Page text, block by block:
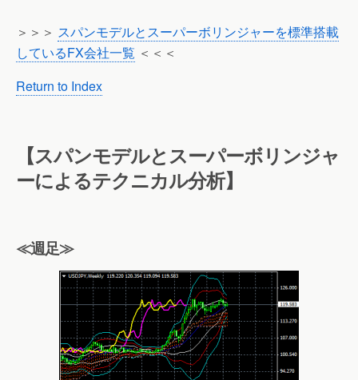
＞＞＞ スパンモデルとスーパーボリンジャーを標準搭載
しているFX会社一覧 ＜＜＜
Return to Index
【スパンモデルとスーパーボリンジャ
ーによるテクニカル分析】
≪週足≫